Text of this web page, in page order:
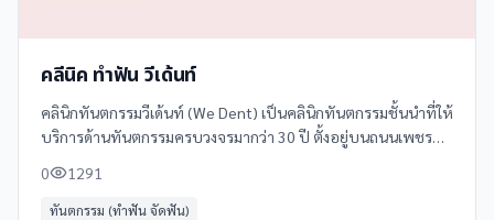
คลีนิค ทำฟัน วีเด้นท์
คลินิกทันตกรรมวีเด้นท์ (We Dent) เป็นคลินิกทันตกรรมชั้นนำที่ให้
บริการด้านทันตกรรมครบวงจรมากว่า 30 ปี ตั้งอยู่บนถนนเพชรบุรี
0 1291
ทันตกรรม (ทำฟัน จัดฟัน)